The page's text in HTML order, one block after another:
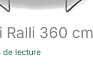
Ralli 360 cm
de lecture